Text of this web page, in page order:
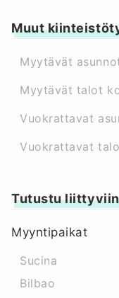
Muut
Myytävät
Myytävät talot
Vuokrattavat
Vuokrattavat
Tutustu
Myyntipaikat
Sucina
Bilbao